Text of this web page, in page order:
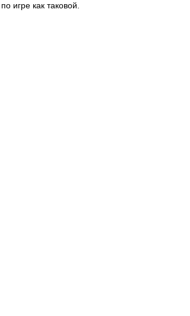
по игре как таковой.